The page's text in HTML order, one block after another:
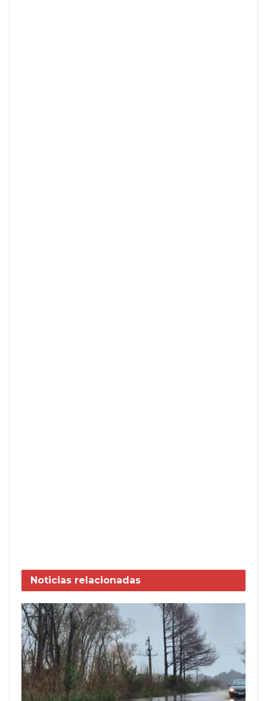
Noticias relacionadas